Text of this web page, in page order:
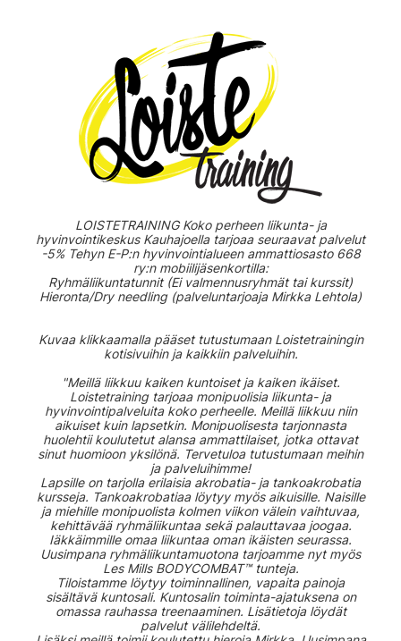
LOISTETRAINING Koko perheen liikunta- ja
hyvinvointikeskus Kauhajoella tarjoaa seuraavat palvelut
-5% Tehyn E-P:n hyvinvointialueen ammattiosasto 668
ry:n mobiilijäsenkortilla:
Ryhmäliikuntatunnit (Ei valmennusryhmät tai kurssit)
Hieronta/Dry needling (palveluntarjoaja Mirkka Lehtola)
​Kuvaa klikkaamalla pääset tutustumaan Loistetrainingin
kotisivuihin ja kaikkiin palveluihin.
"Meillä liikkuu kaiken kuntoiset ja kaiken ikäiset.
Loistetraining tarjoaa monipuolisia liikunta- ja
hyvinvointipalveluita koko perheelle. Meillä liikkuu niin
aikuiset kuin lapsetkin. Monipuolisesta tarjonnasta
huolehtii koulutetut alansa ammattilaiset, jotka ottavat
sinut huomioon yksilönä. Tervetuloa tutustumaan meihin
ja palveluihimme!
Lapsille on tarjolla erilaisia akrobatia- ja tankoakrobatia
kursseja. Tankoakrobatiaa löytyy myös aikuisille. Naisille
ja miehille monipuolista kolmen viikon välein vaihtuvaa,
kehittävää ryhmäliikuntaa sekä palauttavaa joogaa.
Iäkkäimmille omaa liikuntaa oman ikäisten seurassa.
Uusimpana ryhmäliikuntamuotona tarjoamme nyt myös
Les Mills BODYCOMBAT™ tunteja.
Tiloistamme löytyy toiminnallinen, vapaita painoja
sisältävä kuntosali. Kuntosalin toiminta-ajatuksena on
omassa rauhassa treenaaminen. Lisätietoja löydät
palvelut välilehdeltä.